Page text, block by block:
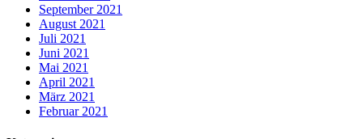
September 2021
August 2021
Juli 2021
Juni 2021
Mai 2021
April 2021
März 2021
Februar 2021